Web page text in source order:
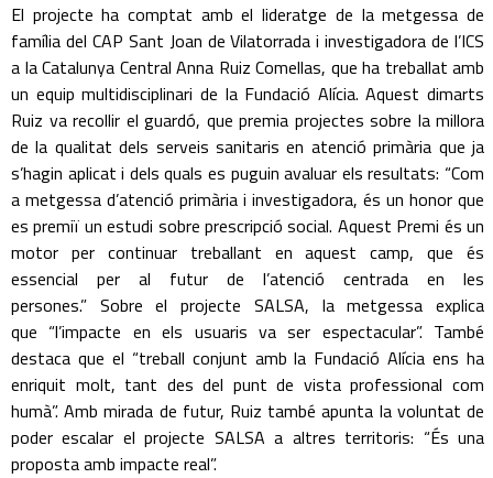
El projecte ha comptat amb el lideratge de la metgessa de
família del CAP Sant Joan de Vilatorrada i investigadora de l’ICS
a la Catalunya Central Anna Ruiz Comellas, que ha treballat amb
un equip multidisciplinari de la Fundació Alícia. Aquest dimarts
Ruiz va recollir el guardó, que premia projectes sobre la millora
de la qualitat dels serveis sanitaris en atenció primària que ja
s’hagin aplicat i dels quals es puguin avaluar els resultats: “Com
a metgessa d’atenció primària i investigadora, és un honor que
es premiï un estudi sobre prescripció social. Aquest Premi és un
motor per continuar treballant en aquest camp, que és
essencial per al futur de l’atenció centrada en les
persones.” Sobre el projecte SALSA, la metgessa explica
que “l’impacte en els usuaris va ser espectacular”. També
destaca que el “treball conjunt amb la Fundació Alícia ens ha
enriquit molt, tant des del punt de vista professional com
humà”. Amb mirada de futur, Ruiz també apunta la voluntat de
poder escalar el projecte SALSA a altres territoris: “És una
proposta amb impacte real”.